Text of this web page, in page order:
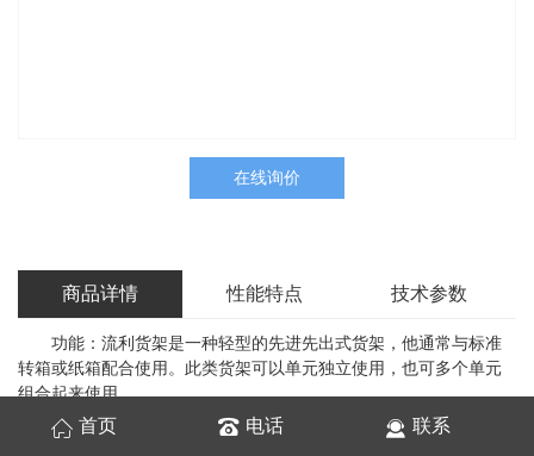
在线询价
商品详情 性能特点 技术参数
功能：流利货架是一种轻型的先进先出式货架，他通常与标准
转箱或纸箱配合使用。此类货架可以单元独立使用，也可多个单元
组合起来使用。
用途：广泛应用于仓库、工厂装配车间及各种配送中心等。
特点：1、货物流转模式是先进先出；
首页 电话 联系